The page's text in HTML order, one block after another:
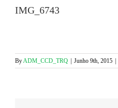
IMG_6743
ByADM_CCD_TRQ Junho 9th, 2015